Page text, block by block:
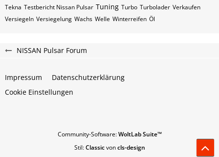
Tekna Testbericht Nissan Pulsar Tuning Turbo Turbolader Verkaufen
Versiegeln Versiegelung Wachs Welle Winterreifen Öl
NISSAN Pulsar Forum
Impressum
Datenschutzerklärung
Cookie Einstellungen
Community-Software:WoltLab Suite™
Stil:Classicvoncls-design